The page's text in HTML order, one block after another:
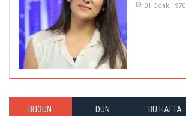
01 Ocak 1970
BUGÜN DÜN BU HAFTA